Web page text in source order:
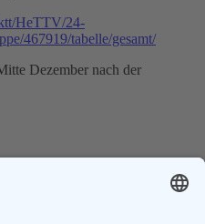
HeTTV/24-
467919/tabelle/gesamt/
Dezember nach der